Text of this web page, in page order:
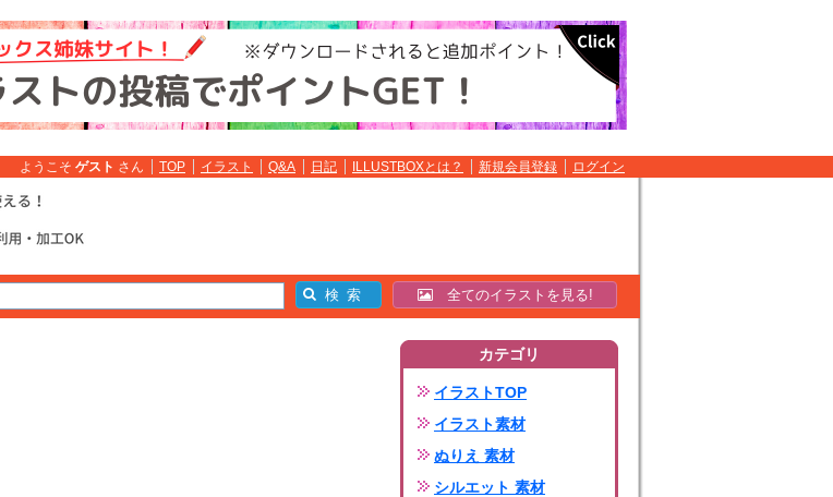
ようこそ ゲスト さん TOP イラスト Q&A 日記 ILLUSTBOXとは？ 新規会員登録 ログイン
全てのイラストを見る!
カテゴリ
イラストTOP
イラスト素材
ぬりえ 素材
シルエット 素材